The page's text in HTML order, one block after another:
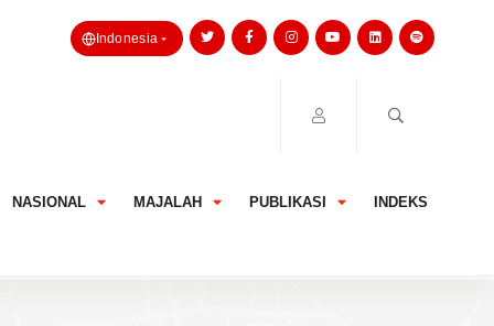
Indonesia
NASIONAL MAJALAH PUBLIKASI INDEKS